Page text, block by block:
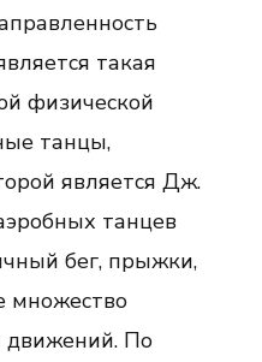
такая
физической
танцы,
является Дж.
танцев
бег, прыжки,
множество
движений. По